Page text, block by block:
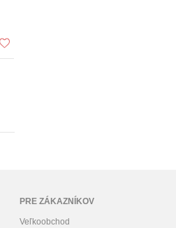
PRE ZÁKAZNÍKOV
Veľkoobchod